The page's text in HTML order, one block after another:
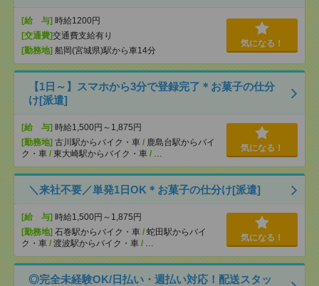
[給 与] 時給1200円
[交通費]交通費支給有り
[勤務地] 船岡(宮城県)駅から車14分
気になる！
【1日～】スマホから3分で登録完了＊お菓子の仕分
け[派遣]
[給 与] 時給1,500円～1,875円
[勤務地] 古川駅からバイク・車 / 鹿島台駅からバイ
ク・車 / 東大崎駅からバイク・車 / …
気になる！
＼来社不要／単発1日OK＊お菓子の仕分け[派遣]
[給 与] 時給1,500円～1,875円
[勤務地] 石巻駅からバイク・車 / 蛇田駅からバイ
ク・車 / 渡波駅からバイク・車 / …
気になる！
◎完全未経験OK/日払い・週払い対応！配送スタッ